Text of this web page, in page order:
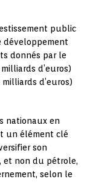
public
développement
donnés par le
d’euros)
d’euros)
nationaux en
un élément clé
son
et non du pétrole,
selon le